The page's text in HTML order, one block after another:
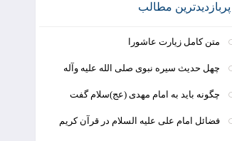
پربازدیدترین مطالب
متن کامل زیارت عاشورا
چهل حدیث سیره نبوی صلی الله علیه وآله
چگونه باید به امام مهدی (عج)سلام گفت
فضائل امام علی علیه السلام در قرآن کریم